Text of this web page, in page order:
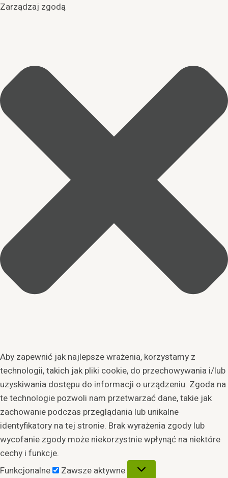
Zarządzaj zgodą
Aby zapewnić jak najlepsze wrażenia, korzystamy z
technologii, takich jak pliki cookie, do przechowywania i/lub
uzyskiwania dostępu do informacji o urządzeniu. Zgoda na
te technologie pozwoli nam przetwarzać dane, takie jak
zachowanie podczas przeglądania lub unikalne
identyfikatory na tej stronie. Brak wyrażenia zgody lub
wycofanie zgody może niekorzystnie wpłynąć na niektóre
cechy i funkcje.
Funkcjonalne
Funkcjonalne
Zawsze aktywne